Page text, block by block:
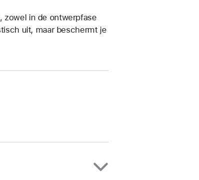
zowel in de ontwerpfase
uit, maar beschermt je